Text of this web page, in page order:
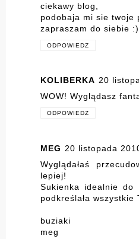
ciekawy blog,
podobaja mi sie twoje
zapraszam do siebie :)
ODPOWIEDZ
KOLIBERKA 20
WOW! Wyglądasz
ODPOWIEDZ
MEG 20 listopada
Wyglądałaś
lepiej!
Sukienka idealnie do
podkreślała wszystkie
buziaki
meg